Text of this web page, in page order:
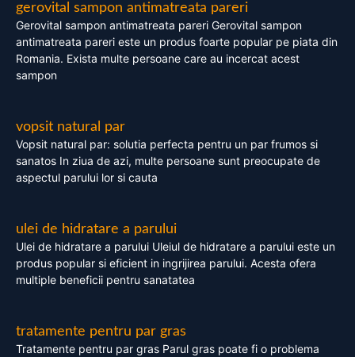
gerovital sampon antimatreata pareri
Gerovital sampon antimatreata pareri Gerovital sampon
antimatreata pareri este un produs foarte popular pe piata din
Romania. Exista multe persoane care au incercat acest
sampon
vopsit natural par
Vopsit natural par: solutia perfecta pentru un par frumos si
sanatos In ziua de azi, multe persoane sunt preocupate de
aspectul parului lor si cauta
ulei de hidratare a parului
Ulei de hidratare a parului Uleiul de hidratare a parului este un
produs popular si eficient in ingrijirea parului. Acesta ofera
multiple beneficii pentru sanatatea
tratamente pentru par gras
Tratamente pentru par gras Parul gras poate fi o problema